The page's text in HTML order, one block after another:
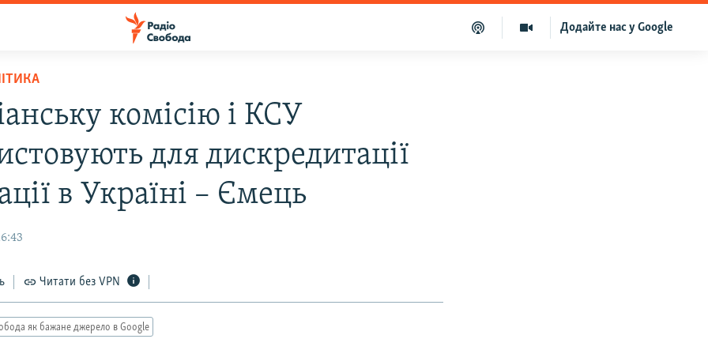
Додайте нас у Google
комісію і КСУ
для дискредитації
в Україні – Ємець
Читати без VPN
як бажане джерело в Google